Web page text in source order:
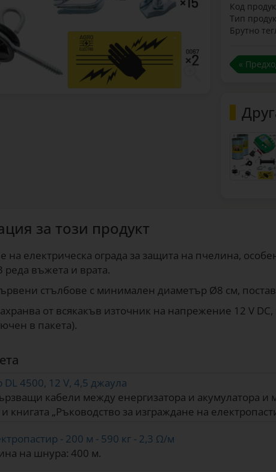
Код
Тип
Брутно
«
за този продукт
на електрическа ограда за защита на пчелина,
реда въжета и врата.
стълбове с минимален диаметър Ø8 см,
от всякакъв източник на напрежение 12 V
в пакета).
DL 4500, 12 V, 4,5 джаула
кабели между енергизатора и акумулатора и
книгата „Ръководство за изграждане на
- 200 м - 590 кг - 2,3 Ω/м
на шнура: 400 м.